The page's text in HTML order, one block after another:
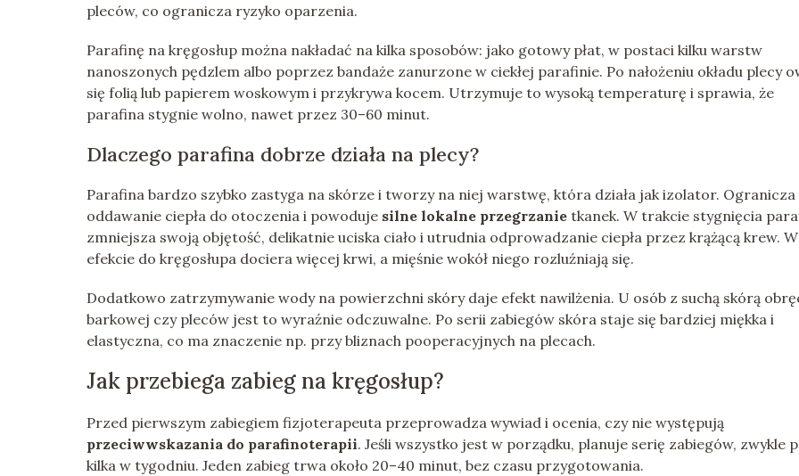
pleców, co ogranicza ryzyko oparzenia.
Parafinę na kręgosłup można nakładać na kilka sposobów: jako gotowy płat, w postaci kilku warstw
nanoszonych pędzlem albo poprzez bandaże zanurzone w ciekłej parafinie. Po nałożeniu okładu plecy
się folią lub papierem woskowym i przykrywa kocem. Utrzymuje to wysoką temperaturę i sprawia, że
parafina stygnie wolno, nawet przez 30–60 minut.
Dlaczego parafina dobrze działa na plecy?
Parafina bardzo szybko zastyga na skórze i tworzy na niej warstwę, która działa jak izolator.
oddawanie ciepła do otoczenia i powoduje silne lokalne przegrzanie tkanek. W trakcie stygnięcia
zmniejsza swoją objętość, delikatnie uciska ciało i utrudnia odprowadzanie ciepła przez krążącą krew. W
efekcie do kręgosłupa dociera więcej krwi, a mięśnie wokół niego rozluźniają się.
Dodatkowo zatrzymywanie wody na powierzchni skóry daje efekt nawilżenia. U osób z suchą skórą
barkowej czy pleców jest to wyraźnie odczuwalne. Po serii zabiegów skóra staje się bardziej miękka i
elastyczna, co ma znaczenie np. przy bliznach pooperacyjnych na plecach.
Jak przebiega zabieg na kręgosłup?
Przed pierwszym zabiegiem fizjoterapeuta przeprowadza wywiad i ocenia, czy nie występują
przeciwwskazania do parafinoterapii. Jeśli wszystko jest w porządku, planuje serię zabiegów, zwykle
kilka w tygodniu. Jeden zabieg trwa około 20–40 minut, bez czasu przygotowania.